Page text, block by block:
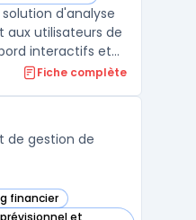
d'analyse
aux utilisateurs de
interactifs et
Elle permet
de données ou
Fiche complète
de gestion de
financier
et